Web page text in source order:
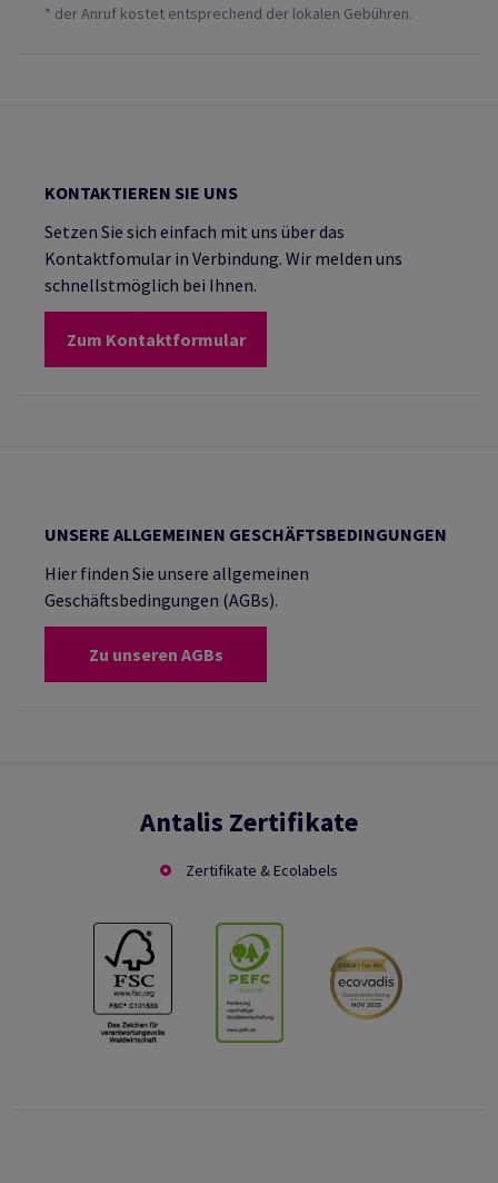
* der Anruf kostet entsprechend der lokalen Gebühren.
KONTAKTIEREN SIE UNS
Setzen Sie sich einfach mit uns über das
Kontaktfomular in Verbindung. Wir melden uns
schnellstmöglich bei Ihnen.
Zum Kontaktformular
UNSERE ALLGEMEINEN GESCHÄFTSBEDINGUNGEN
Hier finden Sie unsere allgemeinen
Geschäftsbedingungen (AGBs).
Zu unseren AGBs
Antalis Zertifikate
Zertifikate & Ecolabels